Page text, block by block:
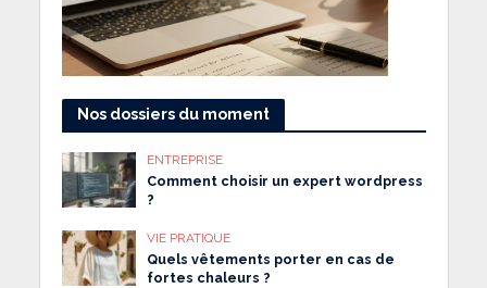
Nos dossiers du moment
ENTREPRISE
Comment choisir un expert wordpress
?
VIE PRATIQUE
Quels vêtements porter en cas de
fortes chaleurs ?